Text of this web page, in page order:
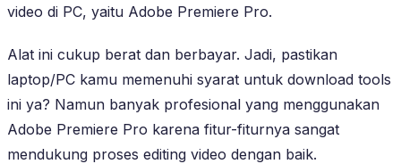
video di PC, yaitu Adobe Premiere Pro.
Alat ini cukup berat dan berbayar. Jadi, pastikan
laptop/PC kamu memenuhi syarat untuk download tools
ini ya? Namun banyak profesional yang menggunakan
Adobe Premiere Pro karena fitur-fiturnya sangat
mendukung proses editing video dengan baik.